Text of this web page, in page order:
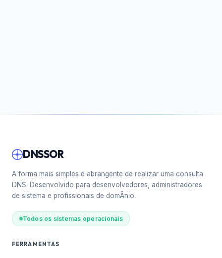
DNSSOR
A forma mais simples e abrangente de realizar uma consulta
DNS. Desenvolvido para desenvolvedores, administradores
de sistema e profissionais de domÃ­nio.
Todos os sistemas operacionais
FERRAMENTAS